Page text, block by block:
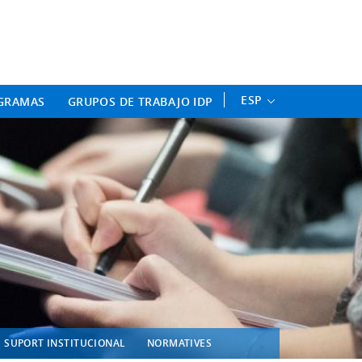
GRUPOS DE TRABAJO IDP ESP
SUPORT INSTITUCIONAL NORMATIVES